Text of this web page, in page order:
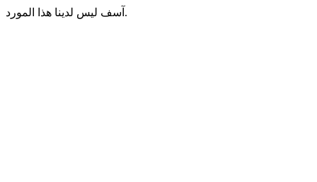
آسف ليس لدينا هذا المورد.